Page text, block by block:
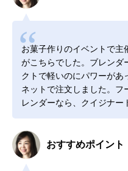
お菓子作りのイベントで主
がこちらでした。ブレンダ
クトで軽いのにパワーがあ
ネットで注文しました。フ
レンダーなら、クイジナー
おすすめポイント